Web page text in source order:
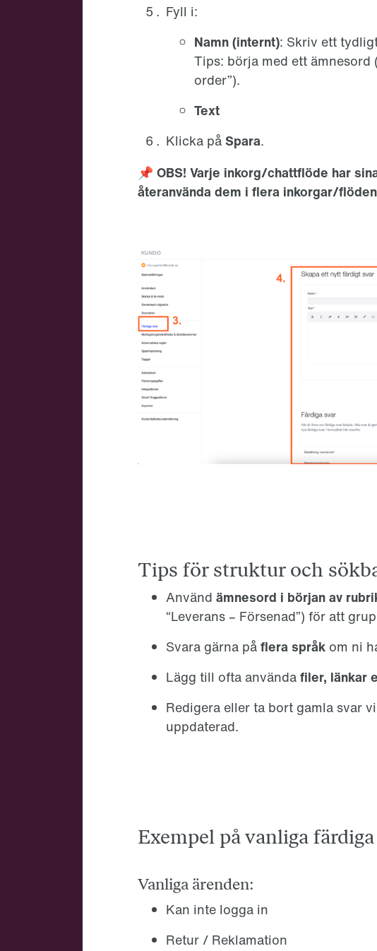
Fyll i:
Namn (internt): Skriv ett
Tips: börja med ett ämnesord
order”).
Text
Klicka påSpara.
📌 OBS! Varje inkorg/chattflöde har
återanvända dem i flera inkorgar/
Tips för struktur och
Använd ämnesord i början av
“Leverans – Försenad”) för att
Svara gärna påflera språk om ni
Lägg till ofta användafiler, länkar
Redigera eller ta bort gamla svar
uppdaterad.
Exempel på vanliga
Vanliga ärenden:
Kan inte logga in
Retur / Reklamation